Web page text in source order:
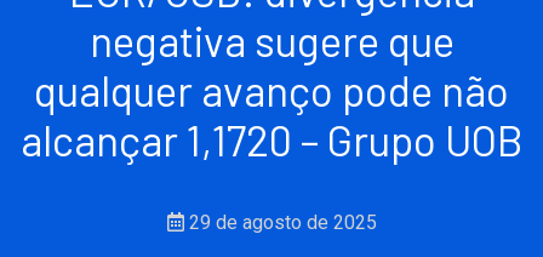
negativa sugere que
qualquer avanço pode não
alcançar 1,1720 – Grupo UOB
29 de agosto de 2025